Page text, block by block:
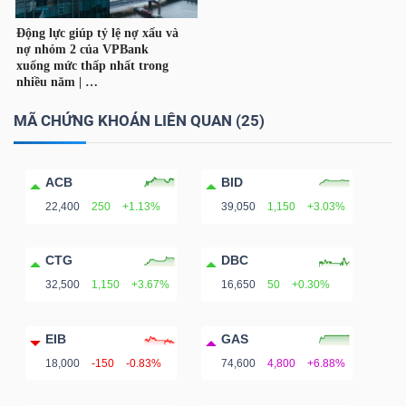
MÃ CHỨNG KHOÁN LIÊN QUAN (25)
ACB
22,400 250 +1.13%
BID
39,050 1,150 +3.03%
CTG
32,500 1,150 +3.67%
DBC
16,650 50 +0.30%
EIB
18,000 -150 -0.83%
GAS
74,600 4,800 +6.88%
(-)
Dịch
vụ
Sách